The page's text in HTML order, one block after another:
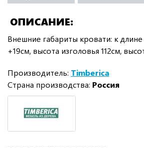
ОПИСАНИЕ
Внешние габариты кровати: к
+19см, высота изголовья 112см,
Производитель: Timberica
Страна производства: Россия